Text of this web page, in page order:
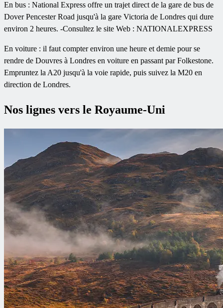
En bus : National Express offre un trajet direct de la gare de bus de
Dover Pencester Road jusqu'à la gare Victoria de Londres qui dure
environ 2 heures. -Consultez le site Web : NATIONALEXPRESS
En voiture : il faut compter environ une heure et demie pour se
rendre de Douvres à Londres en voiture en passant par Folkestone.
Empruntez la A20 jusqu'à la voie rapide, puis suivez la M20 en
direction de Londres.
Nos lignes vers le Royaume-Uni